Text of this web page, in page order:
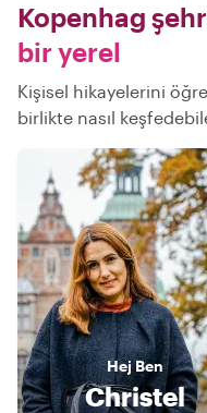
Kopenhag
bir yerel
Kişisel hikayelerini
birlikte nasıl
HejBen
Christel